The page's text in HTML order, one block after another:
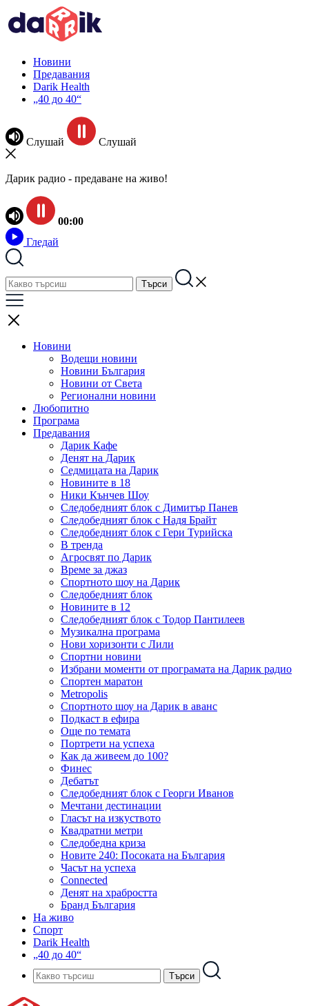
Новини
Предавания
Darik Health
„40 до 40“
Слушай Слушай
Дарик радио - предаване на живо!
00:00
Гледай
Новини
Водещи новини
Новини България
Новини от Света
Регионални новини
Любопитно
Програма
Предавания
Дарик Кафе
Денят на Дарик
Седмицата на Дарик
Новините в 18
Ники Кънчев Шоу
Следобедният блок с Димитър Панев
Следобедният блок с Надя Брайт
Следобедният блок с Гери Турийска
В тренда
Агросвят по Дарик
Време за джаз
Спортното шоу на Дарик
Следобедният блок
Новините в 12
Следобедният блок с Тодор Пантилеев
Музикална програма
Нови хоризонти с Лили
Спортни новини
Избрани моменти от програмата на Дарик радио
Спортен маратон
Metropolis
Спортното шоу на Дарик в аванс
Подкаст в ефира
Още по темата
Портрети на успеха
Как да живеем до 100?
Финес
Дебатът
Следобедният блок с Георги Иванов
Мечтани дестинации
Гласът на изкуството
Квадратни метри
Следобедна криза
Новите 240: Посоката на България
Часът на успеха
Connected
Денят на храбростта
Бранд България
На живо
Спорт
Darik Health
„40 до 40“